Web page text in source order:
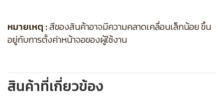
หมายเหตุ :สีของสินค้าอาจมีความคลาดเคลื่อนเล็กน้อย ขึ้น
อยู่กับการตั้งค่าหน้าจอของผู้ใช้งาน
สินค้าที่เกี่ยวข้อง